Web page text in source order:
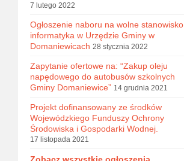
7 lutego 2022
Ogłoszenie naboru na wolne stanowisko
informatyka w Urzędzie Gminy w
Domaniewicach 28 stycznia 2022
Zapytanie ofertowe na: “Zakup oleju
napędowego do autobusów szkolnych
Gminy Domaniewice” 14 grudnia 2021
Projekt dofinansowany ze środków
Wojewódzkiego Funduszy Ochrony
Środowiska i Gospodarki Wodnej.
17 listopada 2021